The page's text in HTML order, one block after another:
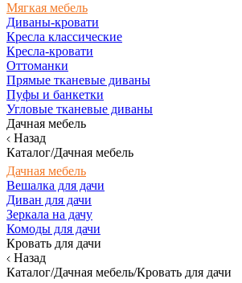
Мягкая мебель
Диваны-кровати
Кресла классические
Кресла-кровати
Оттоманки
Прямые тканевые диваны
Пуфы и банкетки
Угловые тканевые диваны
Дачная мебель
Назад
Каталог/Дачная мебель
Дачная мебель
Вешалка для дачи
Диван для дачи
Зеркала на дачу
Комоды для дачи
Кровать для дачи
Назад
Каталог/Дачная мебель/Кровать для дачи